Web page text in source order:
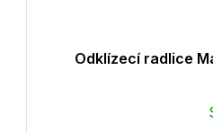
Odklízecí radlice